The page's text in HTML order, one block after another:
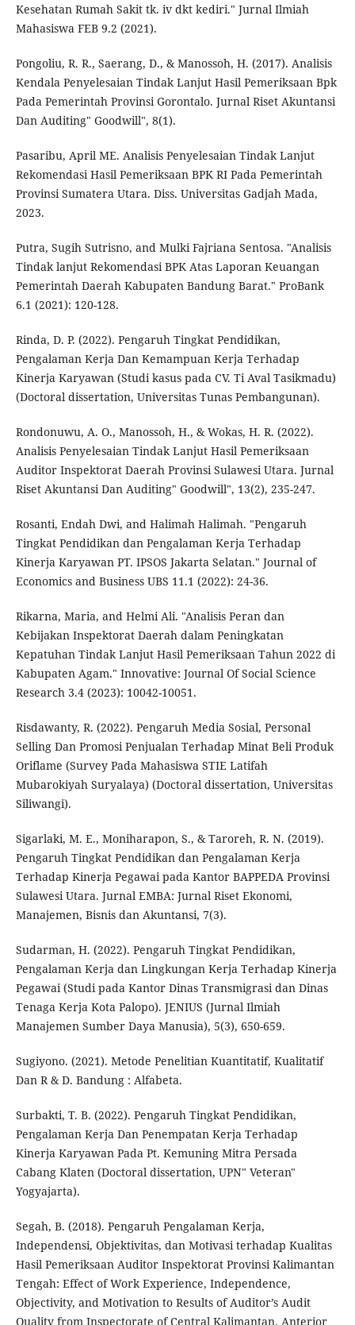
Kesehatan Rumah Sakit tk. iv dkt kediri." Jurnal Ilmiah
Mahasiswa FEB 9.2 (2021).
Pongoliu, R. R., Saerang, D., & Manossoh, H. (2017). Analisis
Kendala Penyelesaian Tindak Lanjut Hasil Pemeriksaan Bpk
Pada Pemerintah Provinsi Gorontalo. Jurnal Riset Akuntansi
Dan Auditing" Goodwill", 8(1).
Pasaribu, April ME. Analisis Penyelesaian Tindak Lanjut
Rekomendasi Hasil Pemeriksaan BPK RI Pada Pemerintah
Provinsi Sumatera Utara. Diss. Universitas Gadjah Mada,
2023.
Putra, Sugih Sutrisno, and Mulki Fajriana Sentosa. "Analisis
Tindak lanjut Rekomendasi BPK Atas Laporan Keuangan
Pemerintah Daerah Kabupaten Bandung Barat." ProBank
6.1 (2021): 120-128.
Rinda, D. P. (2022). Pengaruh Tingkat Pendidikan,
Pengalaman Kerja Dan Kemampuan Kerja Terhadap
Kinerja Karyawan (Studi kasus pada CV. Ti Aval Tasikmadu)
(Doctoral dissertation, Universitas Tunas Pembangunan).
Rondonuwu, A. O., Manossoh, H., & Wokas, H. R. (2022).
Analisis Penyelesaian Tindak Lanjut Hasil Pemeriksaan
Auditor Inspektorat Daerah Provinsi Sulawesi Utara. Jurnal
Riset Akuntansi Dan Auditing" Goodwill", 13(2), 235-247.
Rosanti, Endah Dwi, and Halimah Halimah. "Pengaruh
Tingkat Pendidikan dan Pengalaman Kerja Terhadap
Kinerja Karyawan PT. IPSOS Jakarta Selatan." Journal of
Economics and Business UBS 11.1 (2022): 24-36.
Rikarna, Maria, and Helmi Ali. "Analisis Peran dan
Kebijakan Inspektorat Daerah dalam Peningkatan
Kepatuhan Tindak Lanjut Hasil Pemeriksaan Tahun 2022 di
Kabupaten Agam." Innovative: Journal Of Social Science
Research 3.4 (2023): 10042-10051.
Risdawanty, R. (2022). Pengaruh Media Sosial, Personal
Selling Dan Promosi Penjualan Terhadap Minat Beli Produk
Oriflame (Survey Pada Mahasiswa STIE Latifah
Mubarokiyah Suryalaya) (Doctoral dissertation, Universitas
Siliwangi).
Sigarlaki, M. E., Moniharapon, S., & Taroreh, R. N. (2019).
Pengaruh Tingkat Pendidikan dan Pengalaman Kerja
Terhadap Kinerja Pegawai pada Kantor BAPPEDA Provinsi
Sulawesi Utara. Jurnal EMBA: Jurnal Riset Ekonomi,
Manajemen, Bisnis dan Akuntansi, 7(3).
Sudarman, H. (2022). Pengaruh Tingkat Pendidikan,
Pengalaman Kerja dan Lingkungan Kerja Terhadap Kinerja
Pegawai (Studi pada Kantor Dinas Transmigrasi dan Dinas
Tenaga Kerja Kota Palopo). JENIUS (Jurnal Ilmiah
Manajemen Sumber Daya Manusia), 5(3), 650-659.
Sugiyono. (2021). Metode Penelitian Kuantitatif, Kualitatif
Dan R & D. Bandung : Alfabeta.
Surbakti, T. B. (2022). Pengaruh Tingkat Pendidikan,
Pengalaman Kerja Dan Penempatan Kerja Terhadap
Kinerja Karyawan Pada Pt. Kemuning Mitra Persada
Cabang Klaten (Doctoral dissertation, UPN" Veteran"
Yogyajarta).
Segah, B. (2018). Pengaruh Pengalaman Kerja,
Independensi, Objektivitas, dan Motivasi terhadap Kualitas
Hasil Pemeriksaan Auditor Inspektorat Provinsi Kalimantan
Tengah: Effect of Work Experience, Independence,
Objectivity, and Motivation to Results of Auditor’s Audit
Quality from Inspectorate of Central Kalimantan. Anterior